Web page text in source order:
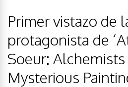
Primer vistazo de
protagonista de
Soeur:
Mysterious